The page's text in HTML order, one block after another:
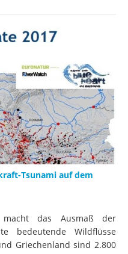
Tsunami auf dem
macht das Ausmaß der
bedeutende Wildflüsse
Griechenland sind 2.800